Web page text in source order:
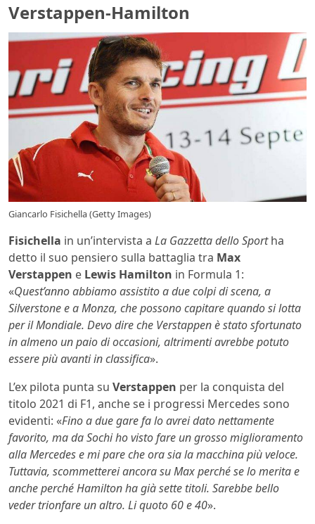
Verstappen-Hamilton
Giancarlo Fisichella (Getty Images)
Fisichella in un’intervista a La Gazzetta dello Sportha
detto il suo pensiero sulla battaglia tra Max
Verstappen e Lewis Hamilton in Formula 1:
«Quest’anno abbiamo assistito a due colpi di scena, a
Silverstone e a Monza, che possono capitare quando si lotta
per il Mondiale. Devo dire che Verstappen è stato sfortunato
in almeno un paio di occasioni, altrimenti avrebbe potuto
essere più avanti in classifica».
L’ex pilota punta su Verstappen per la conquista del
titolo 2021 di F1, anche se i progressi Mercedes sono
evidenti: «Fino a due gare fa lo avrei dato nettamente
favorito, ma da Sochi ho visto fare un grosso miglioramento
alla Mercedes e mi pare che ora sia la macchina più veloce.
Tuttavia, scommetterei ancora su Max perché se lo merita e
anche perché Hamilton ha già sette titoli. Sarebbe bello
veder trionfare un altro. Li quoto 60 e 40».